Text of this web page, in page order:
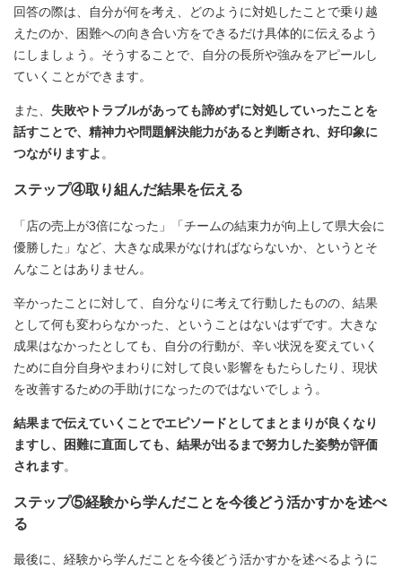
回答の際は、自分が何を考え、どのように対処したことで乗り越
えたのか、困難への向き合い方をできるだけ具体的に伝えるよう
にしましょう。そうすることで、自分の長所や強みをアピールし
ていくことができます。
また、 失敗やトラブルがあっても諦めずに対処していったことを
話すことで、精神力や問題解決能力があると判断され、好印象に
つながりますよ 。
ステップ④取り組んだ結果を伝える
「店の売上が3倍になった」「チームの結束力が向上して県大会に
優勝した」など、大きな成果がなければならないか、というとそ
んなことはありません。
辛かったことに対して、自分なりに考えて行動したものの、結果
として何も変わらなかった、ということはないはずです。大きな
成果はなかったとしても、自分の行動が、辛い状況を変えていく
ために自分自身やまわりに対して良い影響をもたらしたり、現状
を改善するための手助けになったのではないでしょう。
結果まで伝えていくことでエピソードとしてまとまりが良くなり
ますし、困難に直面しても、結果が出るまで努力した姿勢が評価
されます。
ステップ⑤経験から学んだことを今後どう活かすかを述べ
る
最後に、経験から学んだことを今後どう活かすかを述べるように